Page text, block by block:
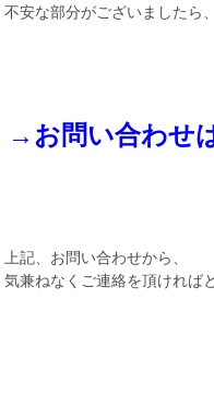
不安な部分がございましたら、
→ お問い合わせ
上記、お問い合わせから、
気兼ねなくご連絡を頂ければ